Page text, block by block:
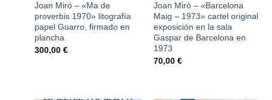
Joan Miró – «Ma de
proverbis 1970» litografía
papel Guarro, firmado en
plancha
300,00 €
Joan Miró – «Barcelona
Maig – 1973» cartel original
exposición en la sala
Gaspar de Barcelona en
1973
70,00 €